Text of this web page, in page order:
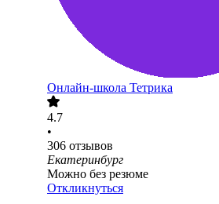
Онлайн-школа Тетрика
4.7
•
306 отзывов
Екатеринбург
Можно без резюме
Откликнуться